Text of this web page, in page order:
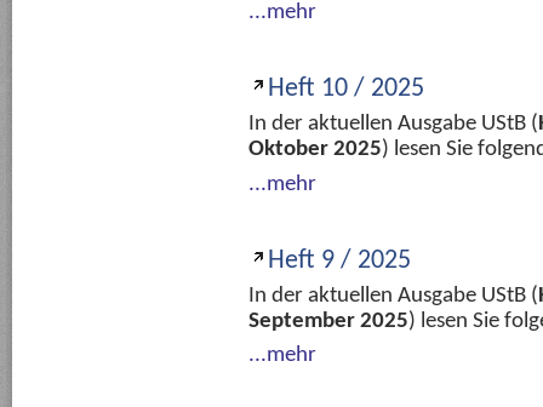
...mehr
Heft 10 / 2025
In der aktuellen Ausgabe UStB (
Oktober 2025) lesen Sie
...mehr
Heft 9 / 2025
In der aktuellen Ausgabe UStB (
September 2025) lesen Sie
...mehr